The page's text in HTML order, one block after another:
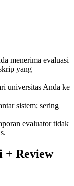
menerima evaluasi
yang
universitas Anda ke
sistem; sering
evaluator tidak
+ Review